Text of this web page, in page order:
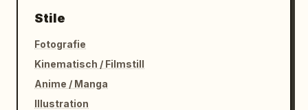
Stile
Fotografie
Kinematisch / Filmstill
Anime / Manga
Illustration